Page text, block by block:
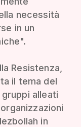
necessità
in un
Resistenza,
il tema del
alleati
in